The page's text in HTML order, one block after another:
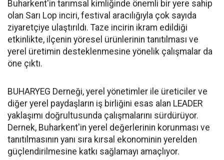
Buharkent'in tarımsal kimliğinde önemli bir yere sahip
olan Sarı Lop inciri, festival aracılığıyla çok sayıda
ziyaretçiye ulaştırıldı. Taze incirin ikram edildiği
etkinlikte, ilçenin yöresel ürünlerinin tanıtılması ve
yerel üretimin desteklenmesine yönelik çalışmalar da
öne çıktı.
BUHARYEG Derneği, yerel yönetimler ile üreticiler ve
diğer yerel paydaşların iş birliğini esas alan LEADER
yaklaşımı doğrultusunda çalışmalarını sürdürüyor.
Dernek, Buharkent'in yerel değerlerinin korunması ve
tanıtılmasının yanı sıra kırsal ekonominin yerelden
güçlendirilmesine katkı sağlamayı amaçlıyor.